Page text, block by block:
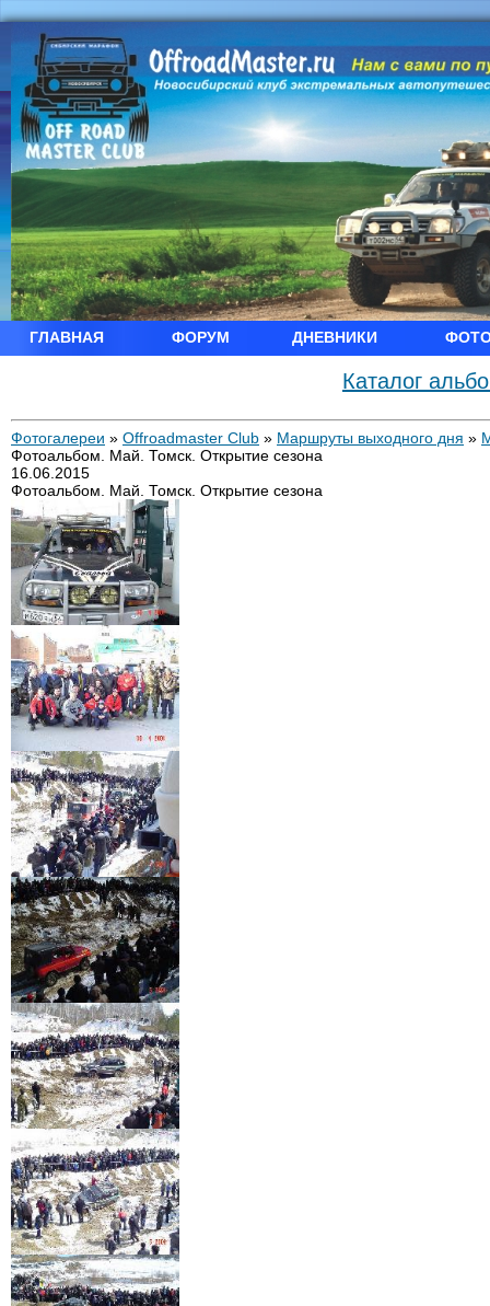
ГЛАВНАЯ ФОРУМ ДНЕВНИКИ
Каталог
Фотогалереи » Offroadmaster Club » Маршруты выходного дня »
Фотоальбом. Май. Томск. Открытие сезона
16.06.2015
Фотоальбом. Май. Томск. Открытие сезона